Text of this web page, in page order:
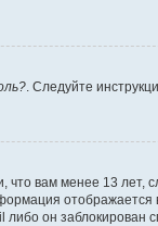
. Следуйте
вам менее 13 лет,
отображается
он заблокирован